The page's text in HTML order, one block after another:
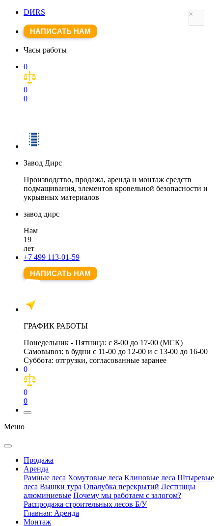
DИRS
НАПИСАТЬ НАМ
Часы работы
0
0
0
Завод Дирс
Производство, продажа, аренда и монтаж средств
подмащивания, элементов кровельной безопасности и
укрывных материалов
завод дирс
Нам
19
лет
+7 499 113-01-59
НАПИСАТЬ НАМ
ГРАФИК РАБОТЫ
Понедельник - Пятница: с 8-00 до 17-00 (МСК)
Самовывоз: в будни с 11-00 до 12-00 и с 13-00 до 16-00
Суббота: отгрузки, согласованные заранее
0
0
0
Меню
Продажа
Аренда
Рамные леса Хомутовые леса Клиновые леса Штыревые
леса Вышки тура Опалубка перекрытий Лестницы
алюминиевые Почему мы работаем с залогом?
Распродажа строительных лесов Б/У
Главная: Аренда
Монтаж
×
×